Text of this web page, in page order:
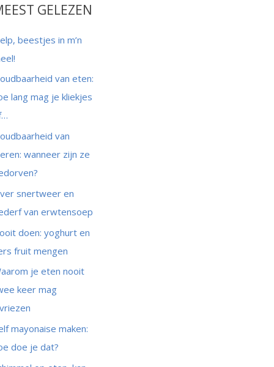
GELEZEN
beestjes in m’n
van eten:
lang mag je kliekjes
van
wanneer zijn ze
snertweer en
van erwtensoep
doen: yoghurt en
fruit mengen
je eten nooit
keer mag
mayonaise maken:
doe je dat?